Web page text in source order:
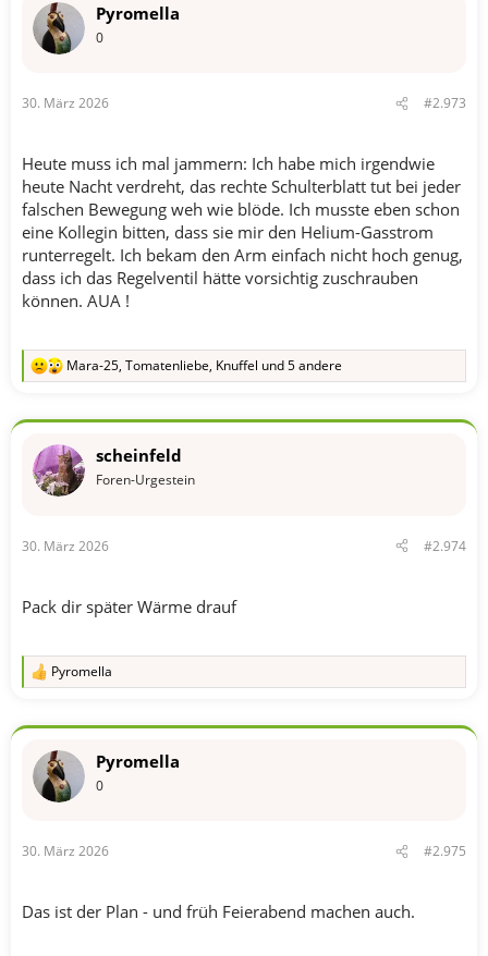
o
:
Pyromella
0
30. März 2026 #2.973
Heute muss ich mal jammern: Ich habe mich irgendwie
heute Nacht verdreht, das rechte Schulterblatt tut bei jeder
falschen Bewegung weh wie blöde. Ich musste eben schon
eine Kollegin bitten, dass sie mir den Helium-Gasstrom
runterregelt. Ich bekam den Arm einfach nicht hoch genug,
dass ich das Regelventil hätte vorsichtig zuschrauben
können. AUA !
R
k
o
:
Mara-25, Tomatenliebe, Knuffel und 5 andere
scheinfeld
Foren-Urgestein
30. März 2026 #2.974
Pack dir später Wärme drauf
R
k
o
:
Pyromella
Pyromella
0
30. März 2026 #2.975
Das ist der Plan - und früh Feierabend machen auch.